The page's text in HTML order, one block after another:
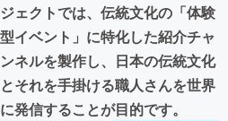
CAMPFIRE for Social Good
CAMPFIREふるさと納税
ジェクトでは、伝統文化の「体験
型イベント」に特化した紹介チャ
ンネルを製作し、日本の伝統文化
とそれを手掛ける職人さんを世界
に発信することが目的です。